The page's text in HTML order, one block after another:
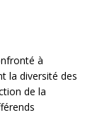
à
la diversité des
de la